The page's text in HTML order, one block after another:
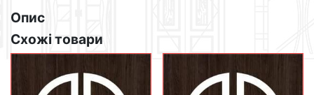
Опис
Схожі товари